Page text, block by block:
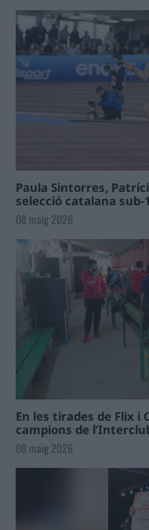
Paula Sintorres,
selecció catalana sub-
08 maig 2026
En les tirades de Flix i
campions de
08 maig 2026